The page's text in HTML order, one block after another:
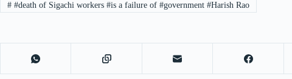
##death of Sigachi workers #is a failure of #government #Harish Rao